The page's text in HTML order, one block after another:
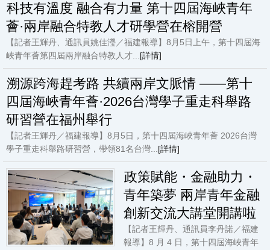
科技有溫度 融合有力量 第十四屆海峽青年
薈·兩岸融合特教人才研學營在榕開營
【記者王輝丹、通訊員姚佳瀅／福建報導】8月5日上午，第十四屆海
峽青年薈第四屆兩岸融合特教人才... [詳情]
溯源跨海趕考路 共續兩岸文脈情 ——第十
四屆海峽青年薈·2026台灣學子重走科舉路
研習營在福州舉行
【記者王輝丹／福建報導】8月5日，第十四屆海峽青年薈 2026台灣
學子重走科舉路研習營，帶領81名台灣... [詳情]
政策賦能・金融助力・
青年築夢 兩岸青年金融
創新交流大講堂開講啦
【記者王輝丹、通訊員李丹諾／福建
報導】8 月 4 日，第十四屆海峽青年